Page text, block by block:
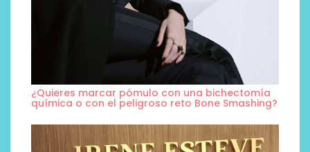
¿Quieres marcar pómulo con una bichectomía
química o con el peligroso reto Bone Smashing?